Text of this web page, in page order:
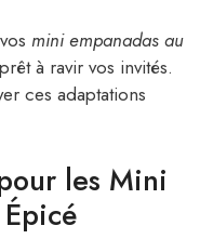
mini empanadas au
à ravir vos invités.
ces adaptations
les Mini